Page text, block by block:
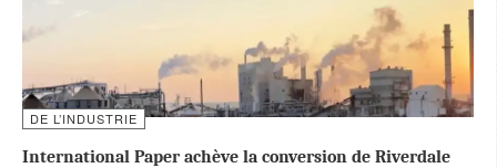
DE L’INDUSTRIE
International Paper achève la conversion de Riverdale